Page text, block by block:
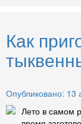
Как
Опубликовано: 13
Лето в самом